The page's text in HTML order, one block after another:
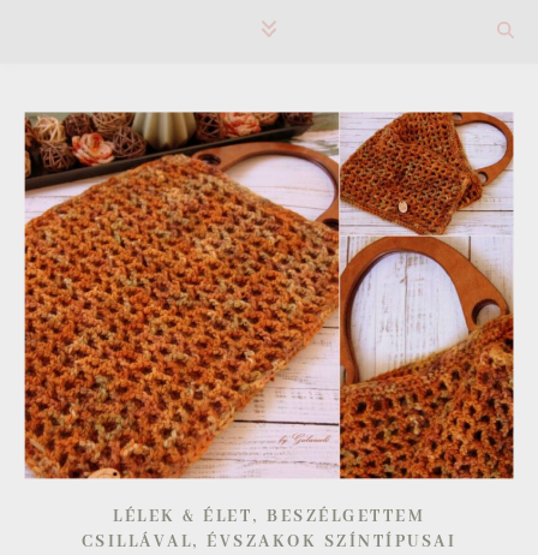
LÉLEK & ÉLET, BESZÉLGETTEM
CSILLÁVAL,ÉVSZAKOK SZÍNTÍPUSAI